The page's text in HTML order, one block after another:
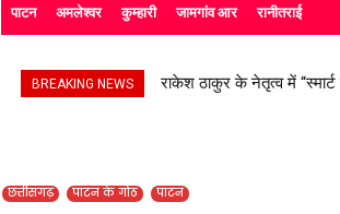
पाटन अमलेश्वर कुम्हारी जामगांव आर रानीतराई
BREAKING NEWS राकेश ठाकुर के नेतृत्व में “स्मार्ट
सड़क हादसे के बाद उपचाररत
छत्तीसगढ़ पाटन के गोठ पाटन